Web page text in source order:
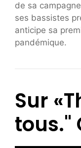
de sa
ses bassistes
anticipe sa
pandémique.
Sur
tous."